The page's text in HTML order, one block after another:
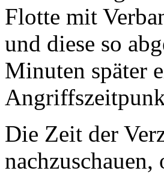
Flotte mit
und diese so
Minuten später
Die Zeit der